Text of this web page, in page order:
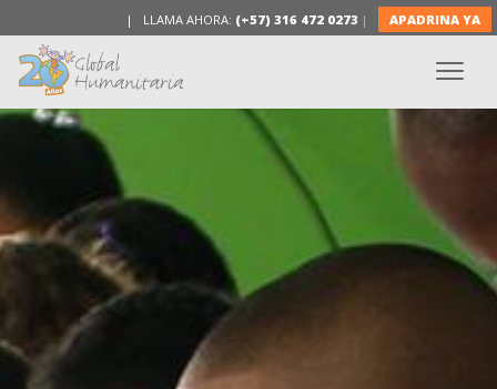
| LLAMA AHORA: (+57) 316 472 0273 | APADRINA YA